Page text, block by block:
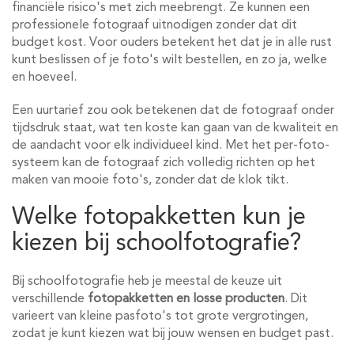
financiële risico's met zich meebrengt. Ze kunnen een
professionele fotograaf uitnodigen zonder dat dit
budget kost. Voor ouders betekent het dat je in alle rust
kunt beslissen of je foto's wilt bestellen, en zo ja, welke
en hoeveel.
Een uurtarief zou ook betekenen dat de fotograaf onder
tijdsdruk staat, wat ten koste kan gaan van de kwaliteit en
de aandacht voor elk individueel kind. Met het per-foto-
systeem kan de fotograaf zich volledig richten op het
maken van mooie foto's, zonder dat de klok tikt.
Welke fotopakketten kun je
kiezen bij schoolfotografie?
Bij schoolfotografie heb je meestal de keuze uit
verschillende fotopakketten en losse producten. Dit
varieert van kleine pasfoto's tot grote vergrotingen,
zodat je kunt kiezen wat bij jouw wensen en budget past.